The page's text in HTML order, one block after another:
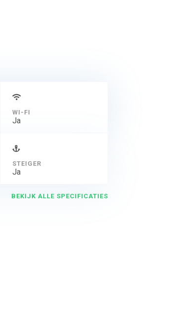
WI-FI
Ja
STEIGER
Ja
BEKIJK ALLE SPECIFICATIES